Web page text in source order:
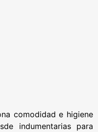
comodidad e higiene
indumentarias para